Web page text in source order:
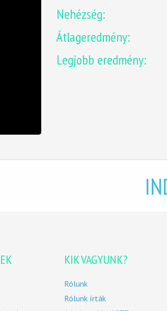
Nehézség:
Átlageredmény:
Legjobb eredmény:
KIK VAGYUNK?
Rólunk
Rólunk írták